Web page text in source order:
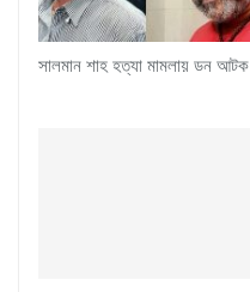
সালমান শাহ হত্যা মামলায় ডন আটক